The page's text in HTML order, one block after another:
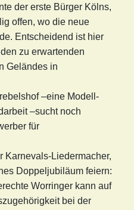
der erste Bürger Kölns,
offen, wo die neue
Entscheidend ist hier
zu erwartenden
Geländes in
–eine Modell-
–sucht noch
für
Karnevals-Liedermacher,
Doppeljubiläum feiern:
Worringer kann auf
bei der